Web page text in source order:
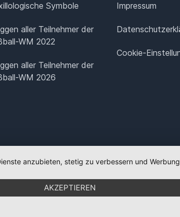
Symbole
aller Teilnehmer der
WM 2022
aller Teilnehmer der
WM 2026
Impressum
Cookie-
anzubieten, stetig zu verbessern und
AKZEPTIEREN